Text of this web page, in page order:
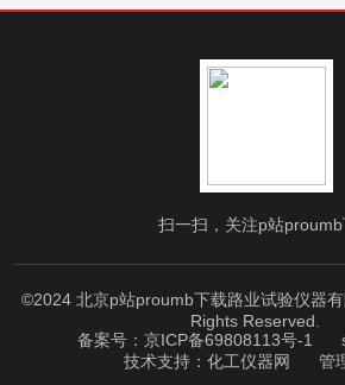
扫一扫，关注p站
©2024 北京p站proumb下载路业试验仪器
Rights Reserved.
备案号：京ICP备69808113号-1
技术支持： 化工仪器网 管